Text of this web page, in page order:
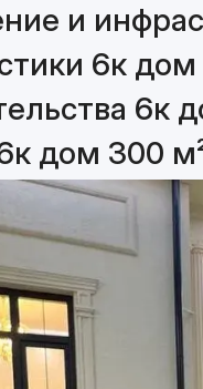
и
6к
6к
дом 300